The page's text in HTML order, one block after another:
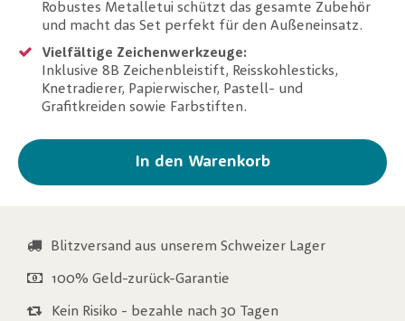
Robustes Metalletui schützt das gesamte Zubehör
und macht das Set perfekt für den Außeneinsatz.
Vielfältige Zeichenwerkzeuge:
Inklusive 8B Zeichenbleistift, Reisskohlesticks,
Knetradierer, Papierwischer, Pastell- und
Grafitkreiden sowie Farbstiften.
In den Warenkorb
Blitzversand aus unserem Schweizer Lager
100% Geld-zurück-Garantie
Kein Risiko - bezahle nach 30 Tagen